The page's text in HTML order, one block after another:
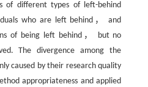
of different types of left-behind
who are left behind， and
of being left behind， but no
The divergence among the
caused by their research quality
appropriateness and applied